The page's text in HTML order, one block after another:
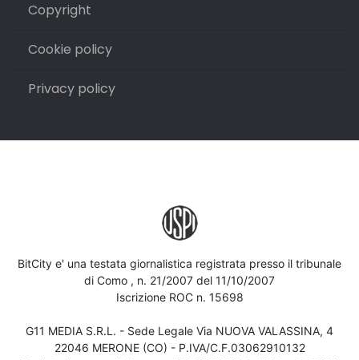
Copyright
Cookie policy
Privacy policy
BitCity e' una testata giornalistica registrata presso il tribunale
di Como , n. 21/2007 del 11/10/2007
Iscrizione ROC n. 15698
G11 MEDIA S.R.L. - Sede Legale Via NUOVA VALASSINA, 4
22046 MERONE (CO) - P.IVA/C.F.03062910132